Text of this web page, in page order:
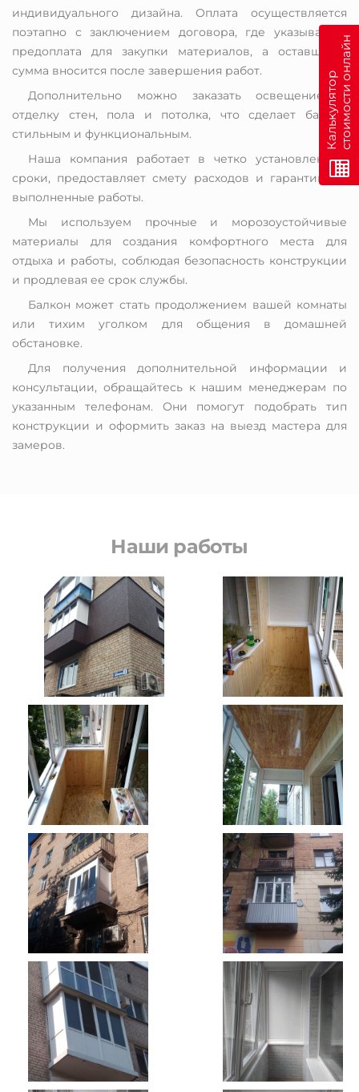
индивидуального дизайна. Оплата осуществляется
поэтапно с заключением договора, где указывается
предоплата для закупки материалов, а оставшаяся
сумма вносится после завершения работ.
Дополнительно можно заказать освещение и
отделку стен, пола и потолка, что сделает балкон
стильным и функциональным.
Наша компания работает в четко установленные
сроки, предоставляет смету расходов и гарантию на
выполненные работы.
Мы используем прочные и морозоустойчивые
материалы для создания комфортного места для
отдыха и работы, соблюдая безопасность конструкции
и продлевая ее срок службы.
Балкон может стать продолжением вашей комнаты
или тихим уголком для общения в домашней
обстановке.
Для получения дополнительной информации и
консультации, обращайтесь к нашим менеджерам по
указанным телефонам. Они помогут подобрать тип
конструкции и оформить заказ на выезд мастера для
замеров.
Наши работы
К
а
л
ь
к
у
л
я
т
о
р
с
т
о
и
м
о
с
т
и
о
н
л
а
йн